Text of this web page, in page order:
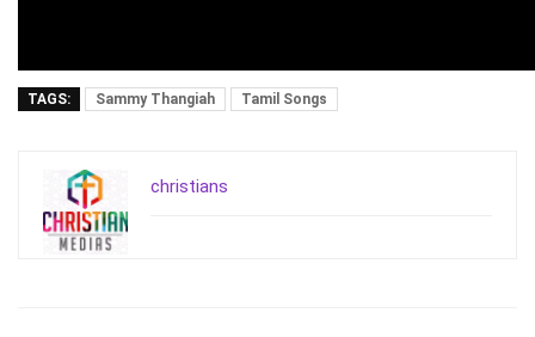
TAGS: Sammy Thangiah Tamil Songs
christians